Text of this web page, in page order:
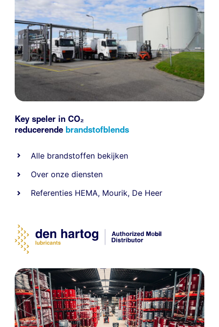
Key speler in CO₂
reducerende brandstofblends
Alle brandstoffen bekijken
Over onze diensten
Referenties HEMA, Mourik, De Heer